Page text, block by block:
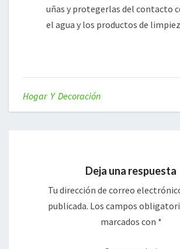
uñas y protegerlas del contacto
el agua y los productos de
Hogar Y Decoración
Deja una respuesta
Tu dirección de correo
publicada. Los campos
marcados con *